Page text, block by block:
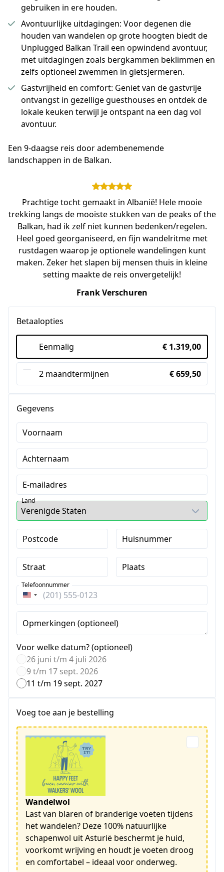
gebruiken in ere houden.
Avontuurlijke uitdagingen: Voor degenen die
houden van wandelen op grote hoogten biedt de
Unplugged Balkan Trail een opwindend avontuur,
met uitdagingen zoals bergkammen beklimmen en
zelfs optioneel zwemmen in gletsjermeren.
Gastvrijheid en comfort: Geniet van de gastvrije
ontvangst in gezellige guesthouses en ontdek de
lokale keuken terwijl je ontspant na een dag vol
avontuur.
Een 9-daagse reis door adembenemende
landschappen in de Balkan.
Prachtige tocht gemaakt in Albanië! Hele mooie
trekking langs de mooiste stukken van de peaks of the
Balkan, had ik zelf niet kunnen bedenken/regelen.
Heel goed georganiseerd, en fijn wandelritme met
rustdagen waarop je optionele wandelingen kunt
maken. Zeker het slapen bij mensen thuis in kleine
setting maakte de reis onvergetelijk!
Frank Verschuren
Betaalopties
Eenmalig € 1.319,00
2 maandtermijnen € 659,50
Gegevens
Voornaam
Achternaam
E-mailadres
Land
Postcode Huisnummer
Straat Plaats
Verenigde
Staten
+1
Telefoonnummer
Opmerkingen (optioneel)
Voor welke datum? (optioneel)
26 juni t/m 4 juli 2026
9 t/m 17 sept. 2026
11 t/m 19 sept. 2027
Voeg toe aan je bestelling
Wandelwol
Last van blaren of branderige voeten tijdens
het wandelen? Deze 100% natuurlijke
schapenwol uit Asturië beschermt je huid,
voorkomt wrijving en houdt je voeten droog
en comfortabel – ideaal voor onderweg.